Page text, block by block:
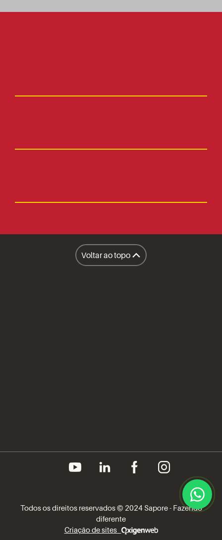
Lanchonete Móvel
RestaurantesVoltar ao topo
Todos os direitos reservados © 2024 Sapore - Fazendo
diferente
Criação de sites